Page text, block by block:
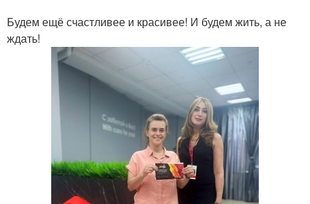
Будем ещё счастливее и красивее! И будем жить, а не
ждать!